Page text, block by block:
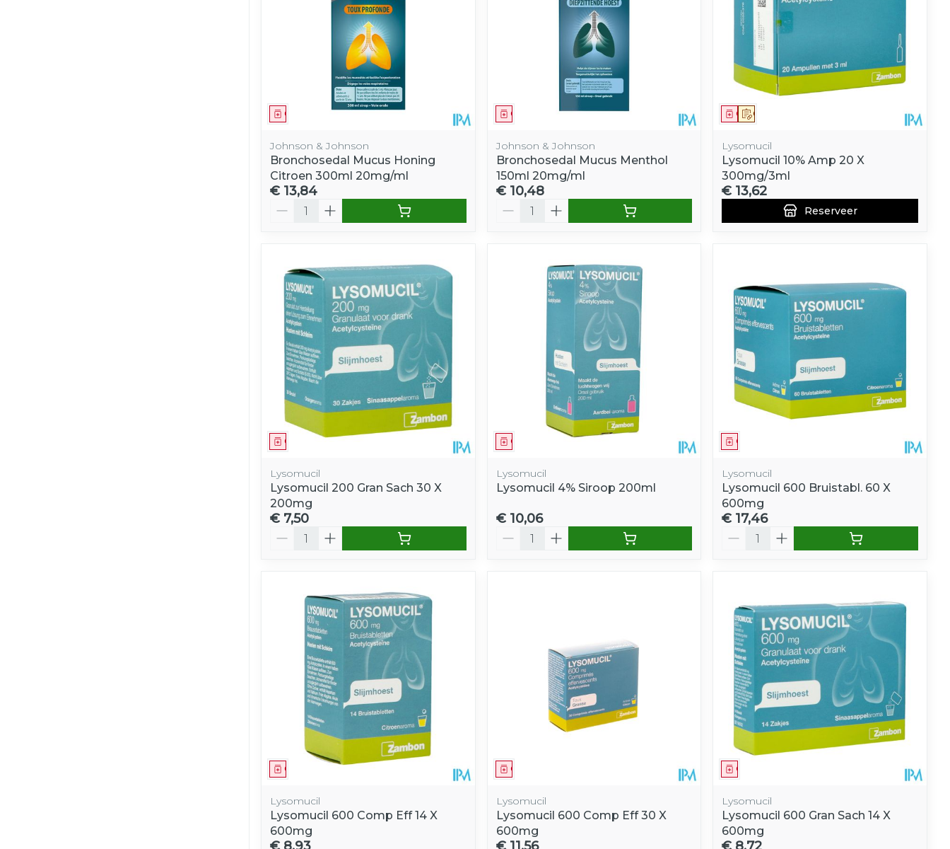
Geneesmiddel
Johnson & Johnson
Bronchosedal Mucus Honing
Citroen 300ml 20mg/ml
€ 13,84
Aantal
Geneesmiddel
Johnson & Johnson
Bronchosedal Mucus Menthol
150ml 20mg/ml
€ 10,48
Aantal
Op voorschrift
Geneesmiddel
Lysomucil
Lysomucil 10% Amp 20 X
300mg/3ml
€ 13,62
Reserveer
Geneesmiddel
Lysomucil
Lysomucil 200 Gran Sach 30 X
200mg
€ 7,50
Aantal
Geneesmiddel
Lysomucil
Lysomucil 4% Siroop 200ml
€ 10,06
Aantal
Geneesmiddel
Lysomucil
Lysomucil 600 Bruistabl. 60 X
600mg
€ 17,46
Aantal
Geneesmiddel
Lysomucil
Lysomucil 600 Comp Eff 14 X
600mg
Geneesmiddel
Lysomucil
Lysomucil 600 Comp Eff 30 X
600mg
Geneesmiddel
Lysomucil
Lysomucil 600 Gran Sach 14 X
600mg